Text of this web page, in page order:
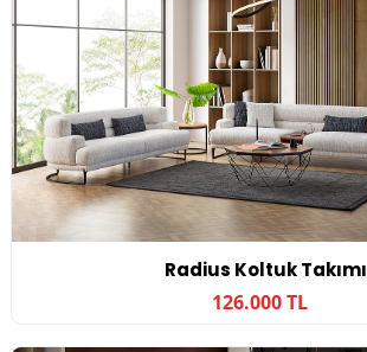
Radius Koltuk Takımı
126.000 TL